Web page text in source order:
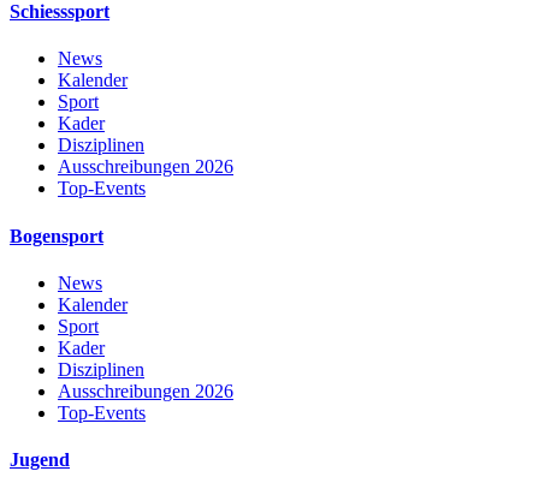
Schiesssport
News
Kalender
Sport
Kader
Disziplinen
Ausschreibungen 2026
Top-Events
Bogensport
News
Kalender
Sport
Kader
Disziplinen
Ausschreibungen 2026
Top-Events
Jugend